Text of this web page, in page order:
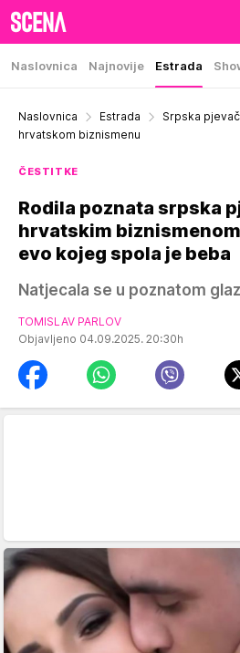
Naslovnica Najnovije Estrada
Naslovnica Estrada
Srpska
hrvatskom biznismenu
ČESTITKE
Rodila poznata srpska
hrvatskim
evo kojeg spola je beba
Natjecala se u poznatom
TOMISLAV PARLOV
Objavljeno 04.09.2025. 20:30h